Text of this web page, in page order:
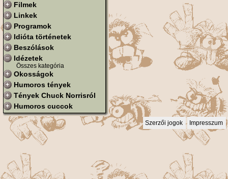
Filmek
Linkek
Programok
Idióta történetek
Beszólások
Idézetek
Összes kategória
Okosságok
Humoros tények
Tények Chuck Norrisról
Humoros cuccok
Szerzői jogok Impresszum